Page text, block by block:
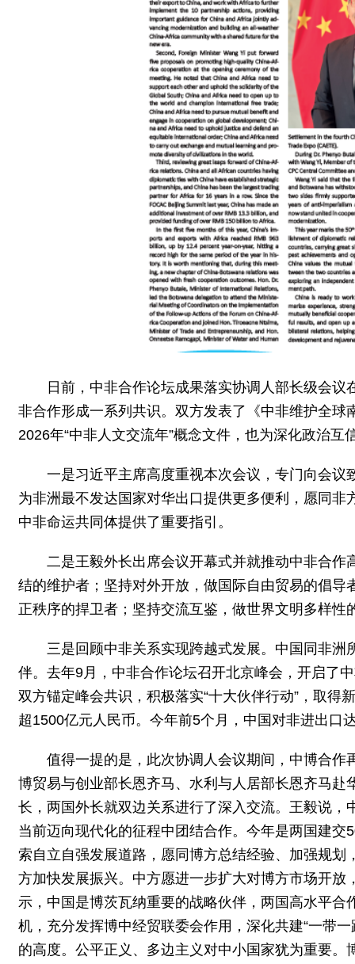
日前，中非合作论坛成果落实协调人部长级会
非合作形成一系列共识。双方发表了《中非维护全
2026年“中非人文交流年”概念文件，也为深化政治
一是习近平主席高度重视本次会议，专门向会
为非洲最不发达国家对华出口提供更多便利，愿同非
中非命运共同体提供了重要指引。
二是王毅外长出席会议开幕式并就推动中非合
结的维护者；坚持对外开放，做国际自由贸易的倡
正秩序的捍卫者；坚持交流互鉴，做世界文明多样性
三是回顾中非关系实现跨越式发展。中国同非
伴。去年9月，中非合作论坛召开北京峰会，开启了
双方锚定峰会共识，积极落实“十大伙伴行动”，取
超1500亿元人民币。今年前5个月，中国对非进出口
值得一提的是，此次协调人会议期间，中博合
博贸易与创业部长恩齐马、水利与人居部长恩齐马
长，两国外长就双边关系进行了深入交流。王毅说
当前迈向现代化的征程中团结合作。今年是两国建
索自立自强发展道路，愿同博方总结经验、加强规
方加快发展振兴。中方愿进一步扩大对博方市场开
示，中国是博茨瓦纳重要的战略伙伴，两国高水平
机，充分发挥博中经贸联委会作用，深化共建“一带
的高度。公平正义、多边主义对中小国家犹为重要